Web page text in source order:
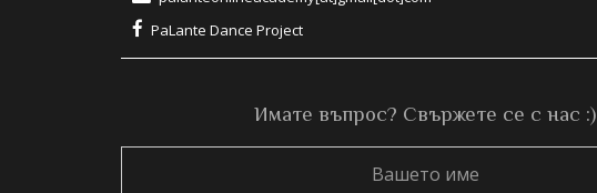
PaLante Dance Project
Имате въпрос? Свържете се с нас :)